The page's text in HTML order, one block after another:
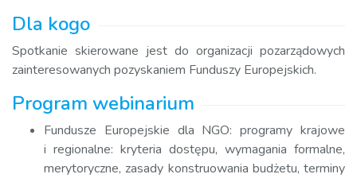
Dla kogo
Spotkanie skierowane jest do organizacji pozarządowych
zainteresowanych pozyskaniem Funduszy Europejskich.
Program webinarium
Fundusze Europejskie dla NGO: programy krajowe
i regionalne: kryteria dostępu, wymagania formalne,
merytoryczne, zasady konstruowania budżetu, terminy